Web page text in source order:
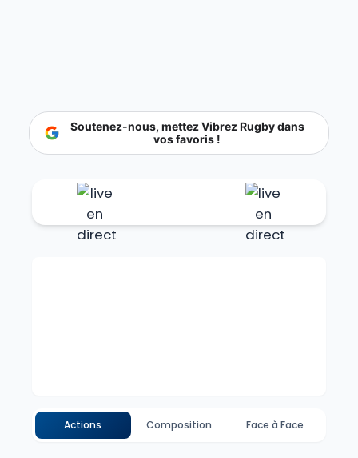
Soutenez-nous, mettez Vibrez Rugby dans
vos favoris !
Actions Composition Face à Face